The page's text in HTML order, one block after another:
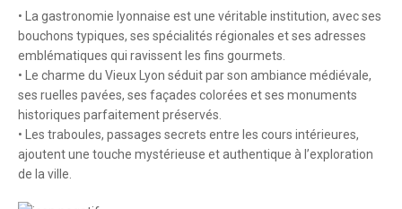
• La gastronomie lyonnaise est une véritable institution, avec ses
bouchons typiques, ses spécialités régionales et ses adresses
emblématiques qui ravissent les fins gourmets.
• Le charme du Vieux Lyon séduit par son ambiance médiévale,
ses ruelles pavées, ses façades colorées et ses monuments
historiques parfaitement préservés.
• Les traboules, passages secrets entre les cours intérieures,
ajoutent une touche mystérieuse et authentique à l’exploration
de la ville.